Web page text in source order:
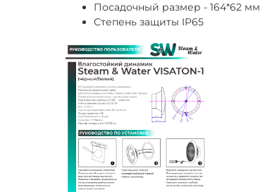
Посадочный размер - 164*62 мм
Степень защиты IP65